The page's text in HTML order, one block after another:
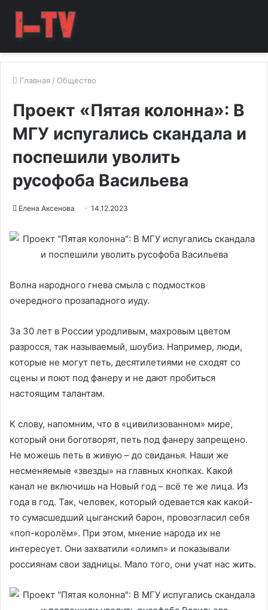
Главная / Общество
Проект «Пятая колонна»: В
МГУ испугались скандала и
поспешили уволить
русофоба Васильева
Елена Аксенова 14.12.2023
Волна народного гнева смыла с подмостков
очередного прозападного иуду.
За 30 лет в России уродливым, махровым цветом
разросся, так называемый, шоубиз. Например, люди,
которые не могут петь, десятилетиями не сходят со
сцены и поют под фанеру и не дают пробиться
настоящим талантам.
К слову, напомним, что в «цивилизованном» мире,
который они боготворят, петь под фанеру запрещено.
Не можешь петь в живую – до свиданья. Наши же
несменяемые «звезды» на главных кнопках. Какой
канал не включишь на Новый год – всё те же лица. Из
года в год. Так, человек, который одевается как какой-
то сумасшедший цыганский барон, провозгласил себя
«поп-королём». При этом, мнение народа их не
интересует. Они захватили «олимп» и показывали
россиянам свои задницы. Мало того, они учат нас жить.